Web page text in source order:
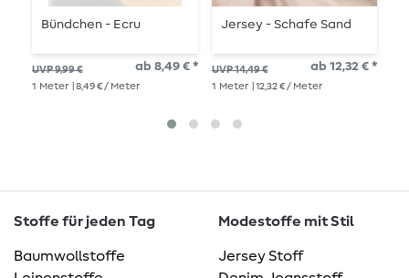
Bündchen - Ecru
UVP 9,99 € ab 8,49 € *
1 Meter | 8,49 € / Meter
Jersey - Schafe Sand
UVP 14,49 € ab 12,32 € *
1 Meter | 12,32 € / Meter
Stoffe für jeden Tag
Baumwollstoffe
Modestoffe mit Stil
Jersey Stoff